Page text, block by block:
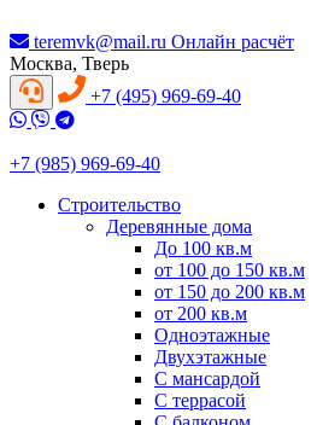
teremvk@mail.ru Онлайн расчёт
Москва, Тверь
+7 (495) 969-69-40
+7 (985) 969-69-40
Строительство
Деревянные дома
До 100 кв.м
от 100 до 150 кв.м
от 150 до 200 кв.м
от 200 кв.м
Одноэтажные
Двухэтажные
С мансардой
С террасой